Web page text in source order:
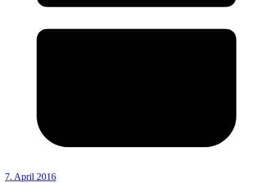
7. April 2016